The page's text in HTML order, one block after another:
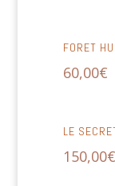
FORET
60,00€
LE
150,00€